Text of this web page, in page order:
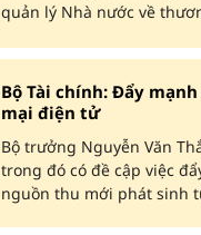
quản lý Nhà nước về
Bộ Tài chính: Đẩy
mại điện tử
Bộ trưởng Nguyễn Văn
trong đó có đề cập việc
nguồn thu mới phát sinh